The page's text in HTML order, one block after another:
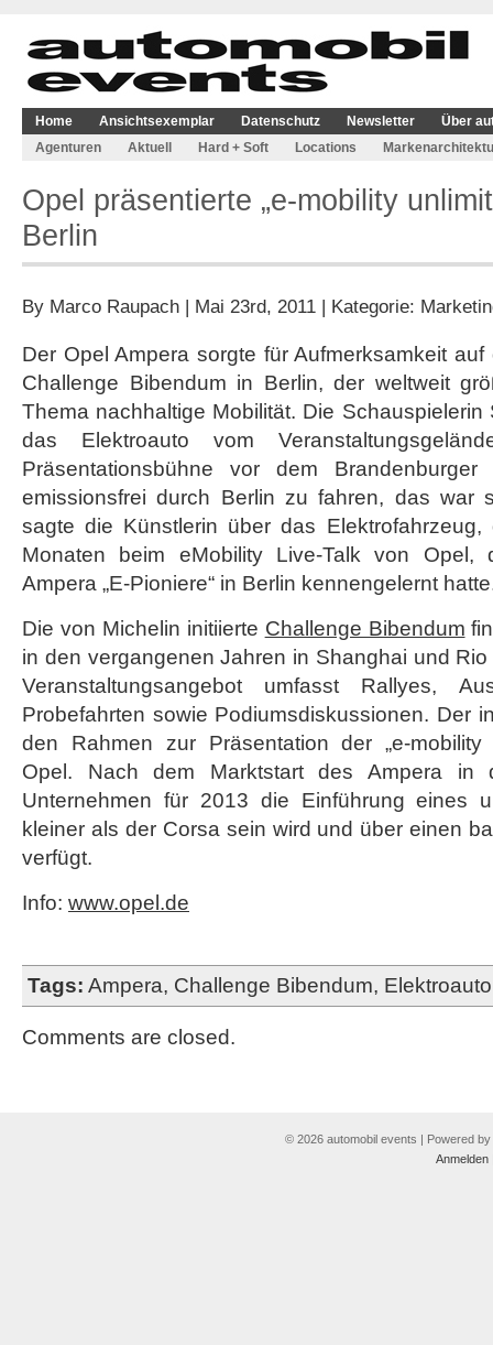
Home Ansichtsexemplar Datenschutz Newsletter
Über
Agenturen
Aktuell Hard + Soft Locations
Opel präsentierte „e-mobility
Berlin
By Marco Raupach | Mai 23rd, 2011 | Kategorie:
Der Opel Ampera sorgte für Aufmerksamkeit
Challenge Bibendum in Berlin, der weltweit
Thema nachhaltige Mobilität. Die
das Elektroauto vom
Präsentationsbühne vor dem
emissionsfrei durch Berlin zu fahren, das war
sagte die Künstlerin über das
Monaten beim eMobility Live-Talk von Opel,
Ampera „E-Pioniere“ in Berlin kennengelernt
Die von Michelin initiierte Challenge Bibendum
in den vergangenen Jahren in Shanghai und
Veranstaltungsangebot umfasst Rallyes,
Probefahrten sowie Podiumsdiskussionen. Der
den Rahmen zur Präsentation der „e-mobility
Opel. Nach dem Marktstart des Ampera in
Unternehmen für 2013 die Einführung eines
kleiner als der Corsa sein wird und über einen
verfügt.
Info: www.opel.de
Tags: Ampera, Challenge Bibendum, Elektroauto
Comments are closed.
© 2026 automobil events | Powered by
Anmelden|